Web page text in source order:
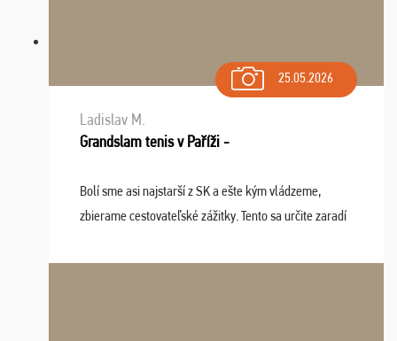
25.05.2026
Ladislav M.
Grandslam tenis v Paříži -
Bolí sme asi najstarší z SK a ešte kým vládzeme,
zbierame cestovateľské zážitky. Tento sa určite zaradí
osudu - pohodový šefík Meďo, dobrá parti ...